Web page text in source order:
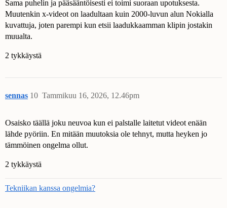
Sama puhelin ja pääsääntöisesti ei toimi suoraan upotuksesta.
Muutenkin x-videot on laadultaan kuin 2000-luvun alun Nokialla
kuvattuja, joten parempi kun etsii laadukkaamman klipin jostakin
muualta.
2 tykkäystä
sennas Tammikuu 16, 2026, 12.46pm
10
Osaisko täällä joku neuvoa kun ei palstalle laitetut videot enään
lähde pyöriin. En mitään muutoksia ole tehnyt, mutta heyken jo
tämmöinen ongelma ollut.
2 tykkäystä
Tekniikan kanssa ongelmia?